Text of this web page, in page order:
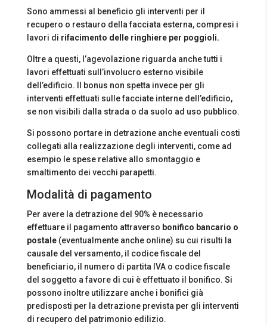
Sono ammessi al beneficio gli interventi per il
recupero o restauro della facciata esterna, compresi i
lavori di rifacimento delle ringhiere per poggioli.
Oltre a questi, l’agevolazione riguarda anche tutti i
lavori effettuati sull’involucro esterno visibile
dell’edificio. Il bonus non spetta invece per gli
interventi effettuati sulle facciate interne dell’edificio,
se non visibili dalla strada o da suolo ad uso pubblico.
Si possono portare in detrazione anche eventuali costi
collegati alla realizzazione degli interventi, come ad
esempio le spese relative allo smontaggio e
smaltimento dei vecchi parapetti.
Modalità di pagamento
Per avere la detrazione del 90% è necessario
effettuare il pagamento attraverso bonifico bancario o
postale(eventualmente anche online) su cui risulti la
causale del versamento, il codice fiscale del
beneficiario, il numero di partita IVA o codice fiscale
del soggetto a favore di cui è effettuato il bonifico. Si
possono inoltre utilizzare anche i bonifici già
predisposti per la detrazione prevista per gli interventi
di recupero del patrimonio edilizio.